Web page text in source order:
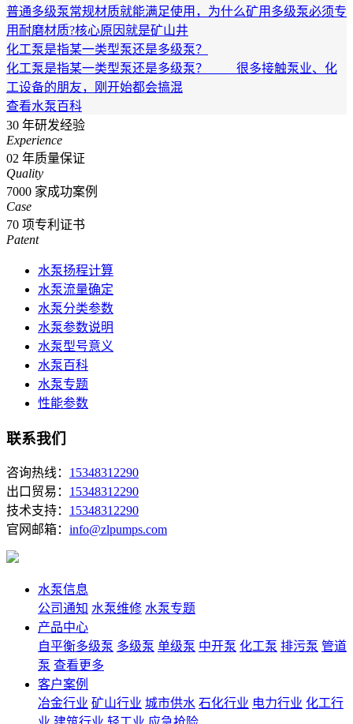
普通多级泵常规材质就能满足使用，为什么矿用多级泵必须专
用耐磨材质?核心原因就是矿山井
化工泵是指某一类型泵还是多级泵？
化工泵是指某一类型泵还是多级泵？ 很多接触泵业、化
工设备的朋友，刚开始都会搞混
查看水泵百科
30 年研发经验
Experience
02 年质量保证
Quality
7000 家成功案例
Case
70 项专利证书
Patent
水泵扬程计算
水泵流量确定
水泵分类参数
水泵参数说明
水泵型号意义
水泵百科
水泵专题
性能参数
联系我们
咨询热线： 15348312290
出口贸易： 15348312290
技术支持： 15348312290
官网邮箱： info@zlpumps.com
水泵信息
公司通知 水泵维修 水泵专题
产品中心
自平衡多级泵 多级泵 单级泵 中开泵 化工泵 排污泵 管道
泵 查看更多
客户案例
冶金行业 矿山行业 城市供水 石化行业 电力行业 化工行